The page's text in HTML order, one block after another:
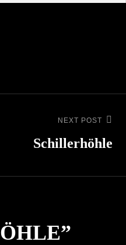
NEXT POST
Schillerhöhle
”